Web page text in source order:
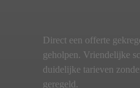
Direct een offerte
geholpen. Vriendelijke
duidelijke tarieven
geregeld.